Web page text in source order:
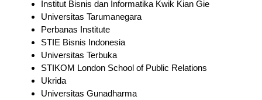
Institut Bisnis dan Informatika Kwik Kian Gie
Universitas Tarumanegara
Perbanas Institute
STIE Bisnis Indonesia
Universitas Terbuka
STIKOM London School of Public Relations
Ukrida
Universitas Gunadharma